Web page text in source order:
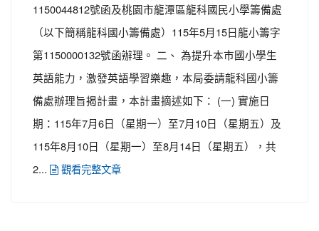
1150044812號函及桃園市龍潭區龍科國民小學籌備處
（以下簡稱龍科國小籌備處）115年5月15日龍小籌字
第1150000132號函辦理。 二、 為提升本市國小學生
英語能力，激發英語學習樂趣，本局委請龍科國小籌
備處辦理旨揭計畫，本計畫摘述如下： (一) 實施日
期：115年7月6日（星期一）至7月10日（星期五）及
115年8月10日（星期一）至8月14日（星期五），共
2...
觀看完整文章